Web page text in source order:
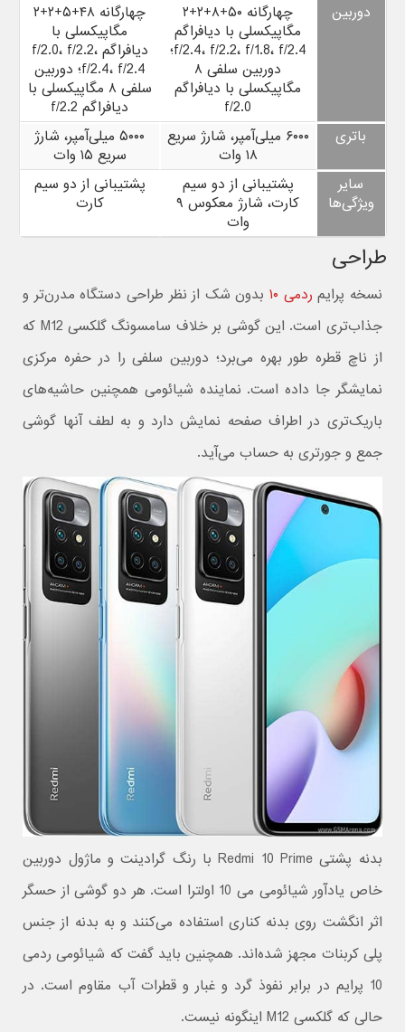
دوربین
چهارگانه ۵۰+۸+۲+۲
مگاپیکسلی با دیافراگم
f/2.4، f/2.2، f/1.8، f/2.4؛
دوربین سلفی ۸
مگاپیکسلی با دیافراگم
f/2.0
چهارگانه ۴۸+۵+۲+۲
مگاپیکسلی با
دیافراگم f/2.0، f/2.2،
f/2.4، f/2.4؛ دوربین
سلفی ۸ مگاپیکسلی با
دیافراگم f/2.2
باتری
۶۰۰۰ میلی‌آمپر، شارژ سریع
۱۸ وات
۵۰۰۰ میلی‌آمپر، شارژ
سریع ۱۵ وات
سایر
ویژگی‌ها
پشتیبانی از دو سیم
کارت، شارژ معکوس ۹
وات
پشتیبانی از دو سیم
کارت
طراحی
نسخه پرایم ردمی ۱۰
بدون شک از نظر طراحی دستگاه مدرن‌تر و
جذاب‌تری است. این گوشی بر خلاف سامسونگ گلکسی M12 که
از ناچ قطره طور بهره می‌برد؛ دوربین سلفی را در حفره مرکزی
نمایشگر جا داده است. نماینده شیائومی همچنین حاشیه‌های
باریک‌تری در اطراف صفحه نمایش دارد و به لطف آنها گوشی
جمع و جور‌تری به حساب می‌آید.
بدنه پشتی Redmi 10 Prime با رنگ گرادینت و ماژول دوربین
خاص یادآور شیائومی می 10 اولترا است. هر دو گوشی از حسگر
اثر انگشت روی بدنه کناری استفاده می‌کنند و به بدنه از جنس
پلی کربنات مجهز شده‌اند. همچنین باید گفت که شیائومی ردمی
10 پرایم در برابر نفوذ گرد و غبار و قطرات آب مقاوم است. در
حالی که گلکسی M12 اینگونه نیست.